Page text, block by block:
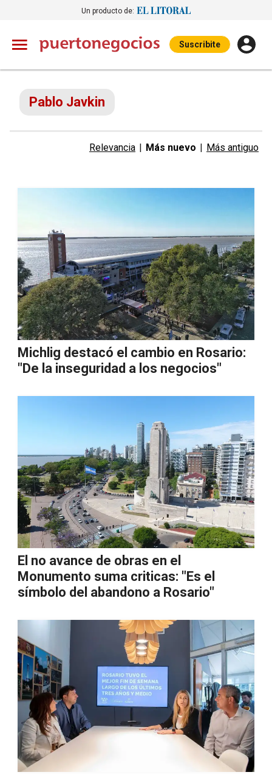
Un producto de:
Suscribite
Pablo Javkin
Relevancia | Más nuevo | Más antiguo
Michlig destacó el cambio en Rosario:
"De la inseguridad a los negocios"
El no avance de obras en el
Monumento suma criticas: "Es el
símbolo del abandono a Rosario"